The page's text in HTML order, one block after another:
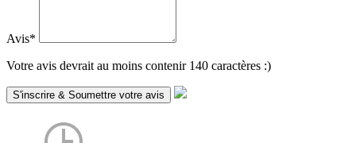
Avis*
Votre avis devrait au moins contenir 140 caractères :)